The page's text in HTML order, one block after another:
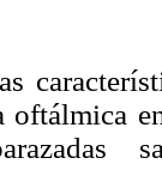
oftálmica